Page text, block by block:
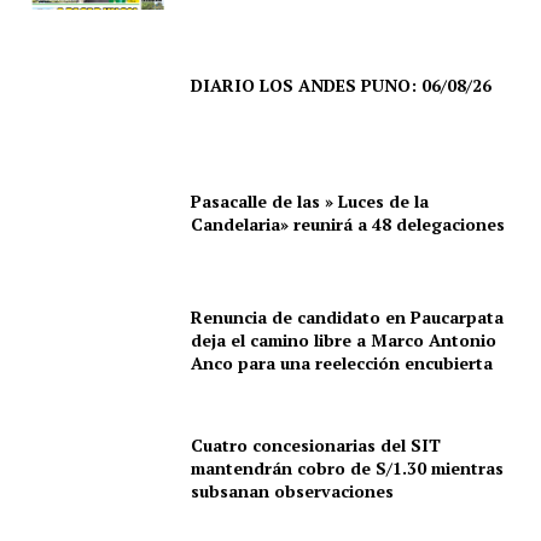
SUSCRIBETE
DIARIO LOS ANDES PUNO: 06/08/26
Pasacalle de las » Luces de la
Candelaria» reunirá a 48 delegaciones
Renuncia de candidato en Paucarpata
deja el camino libre a Marco Antonio
Anco para una reelección encubierta
Cuatro concesionarias del SIT
mantendrán cobro de S/1.30 mientras
subsanan observaciones